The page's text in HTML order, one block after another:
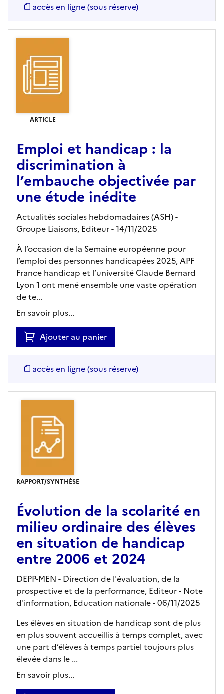
accès en ligne (sous réserve)
ARTICLE
Emploi et handicap : la
discrimination à
l’embauche objectivée par
une étude inédite
Actualités sociales hebdomadaires (ASH) -
Groupe Liaisons, Editeur- 14/11/2025
À l’occasion de la Semaine européenne pour
l’emploi des personnes handicapées 2025, APF
France handicap et l’université Claude Bernard
Lyon 1 ont mené ensemble une vaste opération
de te...
En savoir plus...
Ajouter au panier
accès en ligne (sous réserve)
RAPPORT/SYNTHÈSE
Évolution de la scolarité en
milieu ordinaire des élèves
en situation de handicap
entre 2006 et 2024
DEPP-MEN - Direction de l'évaluation, de la
prospective et de la performance, Editeur- Note
d'information, Education nationale- 06/11/2025
Les élèves en situation de handicap sont de plus
en plus souvent accueillis à temps complet, avec
une part d’élèves à temps partiel toujours plus
élevée dans le ...
En savoir plus...